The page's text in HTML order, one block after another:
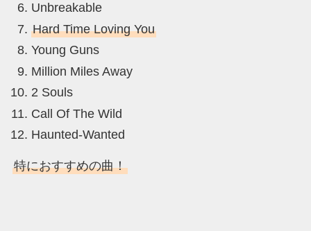
Unbreakable
Hard Time Loving You
Young Guns
Million Miles Away
2 Souls
Call Of The Wild
Haunted-Wanted
特におすすめの曲！